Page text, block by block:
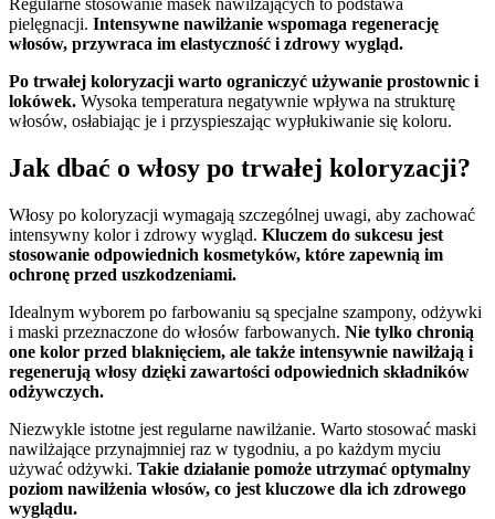
Regularne stosowanie masek nawilżających to podstawa
pielęgnacji. Intensywne nawilżanie wspomaga regenerację
włosów, przywraca im elastyczność i zdrowy wygląd.
Po trwałej koloryzacji warto ograniczyć używanie prostownic i
lokówek. Wysoka temperatura negatywnie wpływa na strukturę
włosów, osłabiając je i przyspieszając wypłukiwanie się koloru.
Jak dbać o włosy po trwałej koloryzacji?
Włosy po koloryzacji wymagają szczególnej uwagi, aby zachować
intensywny kolor i zdrowy wygląd. Kluczem do sukcesu jest
stosowanie odpowiednich kosmetyków, które zapewnią im
ochronę przed uszkodzeniami.
Idealnym wyborem po farbowaniu są specjalne szampony, odżywki
i maski przeznaczone do włosów farbowanych. Nie tylko chronią
one kolor przed blaknięciem, ale także intensywnie nawilżają i
regenerują włosy dzięki zawartości odpowiednich składników
odżywczych.
Niezwykle istotne jest regularne nawilżanie. Warto stosować maski
nawilżające przynajmniej raz w tygodniu, a po każdym myciu
używać odżywki. Takie działanie pomoże utrzymać optymalny
poziom nawilżenia włosów, co jest kluczowe dla ich zdrowego
wyglądu.